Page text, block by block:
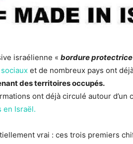
israélienne « bordure protectrice
et de nombreux pays ont
des territoires occupés.
ont déjà circulé autour d’un
en Israël.
vrai : ces trois premiers